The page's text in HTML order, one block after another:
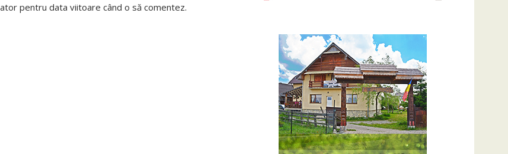
pentru data viitoare când o să comentez.